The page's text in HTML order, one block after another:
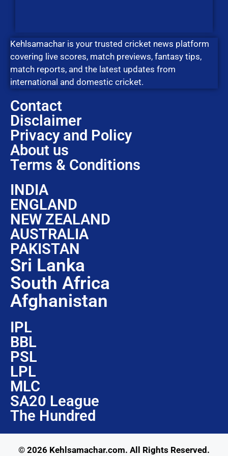
Kehlsamachar is your trusted cricket news platform
covering live scores, match previews, fantasy tips,
match reports, and the latest updates from
international and domestic cricket.
Contact
Disclaimer
Privacy and Policy
About us
Terms & Conditions
INDIA
ENGLAND
NEW ZEALAND
AUSTRALIA
PAKISTAN
Sri Lanka
South Africa
Afghanistan
IPL
BBL
PSL
LPL
MLC
SA20 League
The Hundred
© 2026 Kehlsamachar.com. All Rights Reserved.